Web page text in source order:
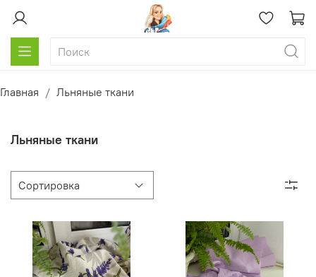
Главная Льняные ткани
Льняные ткани